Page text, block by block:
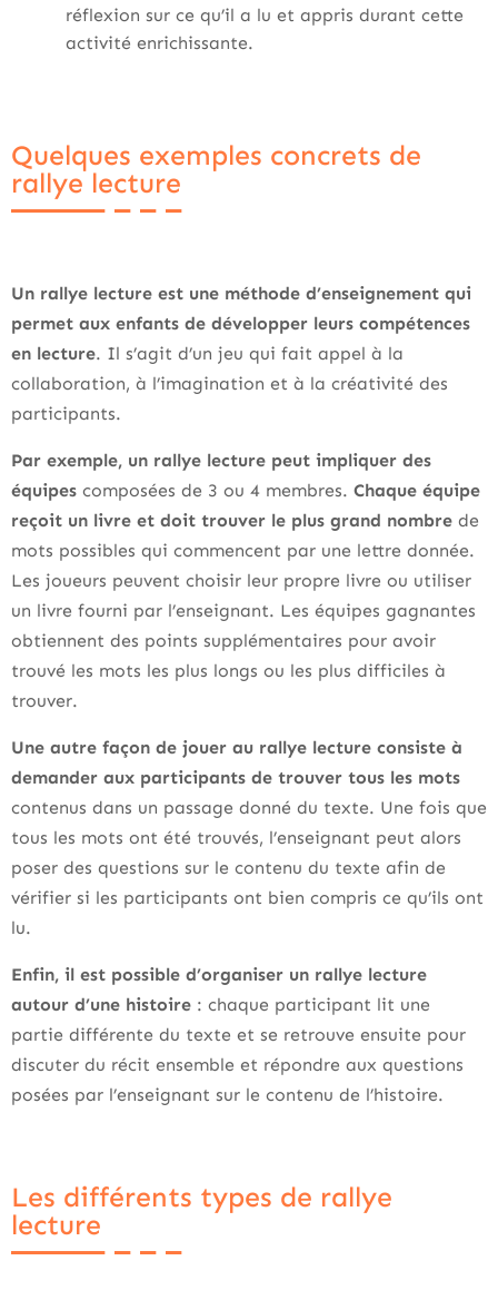
réflexion sur ce qu’il a lu et appris durant cette
activité enrichissante.
Quelques exemples concrets de
rallye lecture
Un rallye lecture est une méthode d’enseignement qui
permet aux enfants de développer leurs compétences
en lecture. Il s’agit d’un jeu qui fait appel à la
collaboration, à l’imagination et à la créativité des
participants.
Par exemple, un rallye lecture peut impliquer des
équipes composées de 3 ou 4 membres. Chaque équipe
reçoit un livre et doit trouver le plus grand nombre de
mots possibles qui commencent par une lettre donnée.
Les joueurs peuvent choisir leur propre livre ou utiliser
un livre fourni par l’enseignant. Les équipes gagnantes
obtiennent des points supplémentaires pour avoir
trouvé les mots les plus longs ou les plus difficiles à
trouver.
Une autre façon de jouer au rallye lecture consiste à
demander aux participants de trouver tous les mots
contenus dans un passage donné du texte. Une fois que
tous les mots ont été trouvés, l’enseignant peut alors
poser des questions sur le contenu du texte afin de
vérifier si les participants ont bien compris ce qu’ils ont
lu.
Enfin, il est possible d’organiser un rallye lecture
autour d’une histoire : chaque participant lit une
partie différente du texte et se retrouve ensuite pour
discuter du récit ensemble et répondre aux questions
posées par l’enseignant sur le contenu de l’histoire.
Les différents types de rallye
lecture